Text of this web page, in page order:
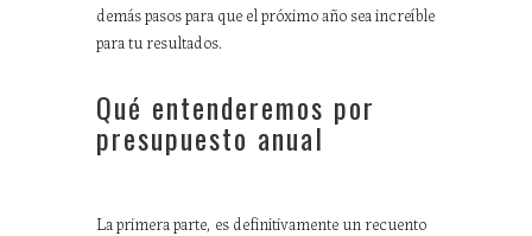
demás pasos para que el próximo año sea increíble
para tu resultados.
Qué entenderemos por
presupuesto anual
La primera parte, es definitivamente un recuento